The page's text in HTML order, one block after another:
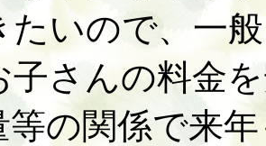
たいので、一
子さんの料金
等の関係で来